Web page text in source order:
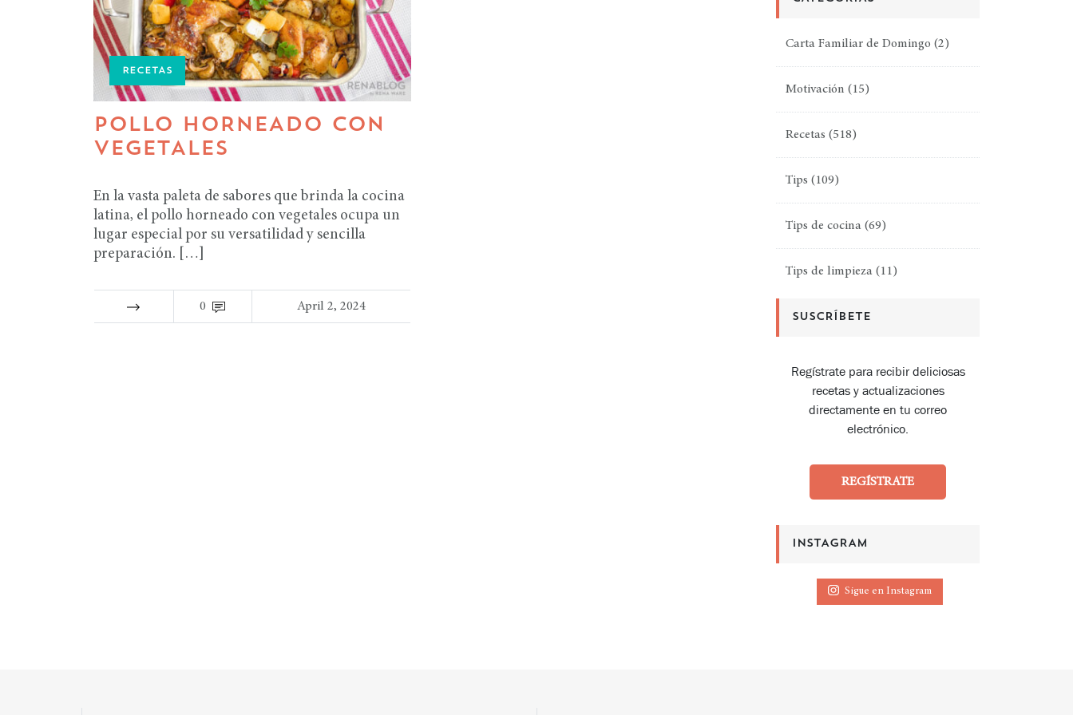
RECETAS
POLLO HORNEADO CON
VEGETALES
En la vasta paleta de sabores que brinda la cocina
latina, el pollo horneado con vegetales ocupa un
lugar especial por su versatilidad y sencilla
preparación. […]
0 April 2, 2024
Carta Familiar de Domingo (2)
Motivación (15)
Recetas (518)
Tips (109)
Tips de cocina (69)
Tips de limpieza (11)
SUSCRÍBETE
Regístrate para recibir deliciosas
recetas y actualizaciones
directamente en tu correo
electrónico.
REGÍSTRATE
INSTAGRAM
Sigue en Instagram